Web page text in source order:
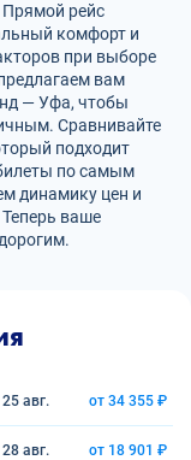
Прямой рейс
комфорт и
при выборе
вам
— Уфа, чтобы
Сравнивайте
подходит
по самым
динамику цен и
ваше
25 авг. от 34 355 ₽
28 авг. от 18 901 ₽